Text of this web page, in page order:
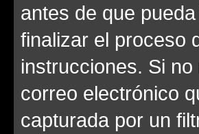
antes de que
finalizar el proceso
instrucciones. Si
correo electrónico
capturada por un